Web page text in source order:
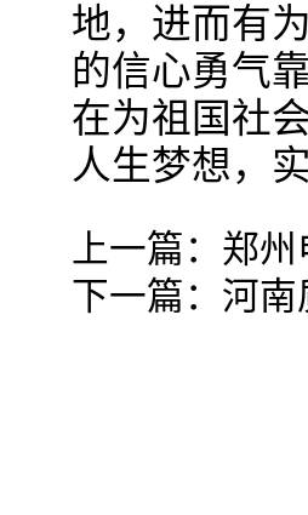
地，进而有
的信心勇气
在为祖国社
人生梦想，
上一篇： 郑州
下一篇： 河南